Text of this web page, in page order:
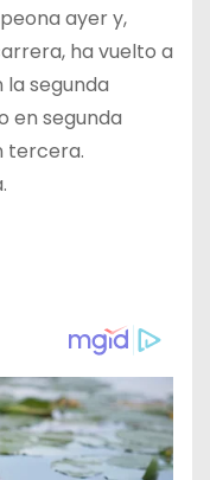
ayer y,
ha vuelto a
la segunda
en segunda
tercera.